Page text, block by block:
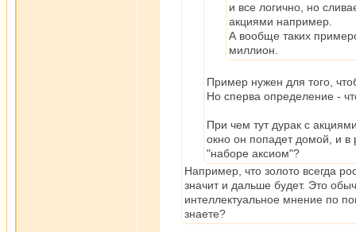
и все логично, но
акциями например.
А вообще таких
миллион.
Пример нужен для того,
Но сперва определение -
При чем тут дурак с
окно он попадет домой, и в
"наборе аксиом"?
Например, что золото всегда
значит и дальше будет. Это
интеллектуальное мнение по
знаете?